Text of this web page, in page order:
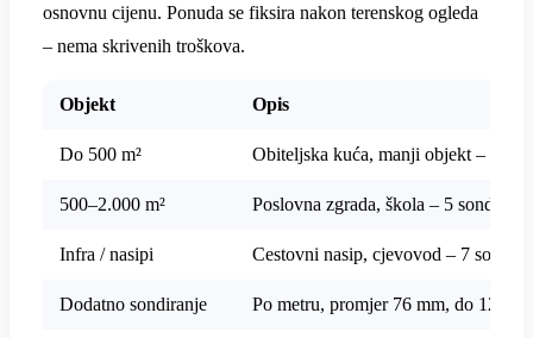
osnovnu cijenu. Ponuda se fiksira nakon terenskog ogleda
– nema skrivenih troškova.
Objekt Opis
Do 500 m² Obiteljska kuća, manji objekt – 3
500–2.000 m² Poslovna zgrada, škola – 5 sondi,
Infra / nasipi Cestovni nasip, cjevovod – 7 sondi,
Dodatno sondiranje Po metru, promjer 76 mm, do 12 m